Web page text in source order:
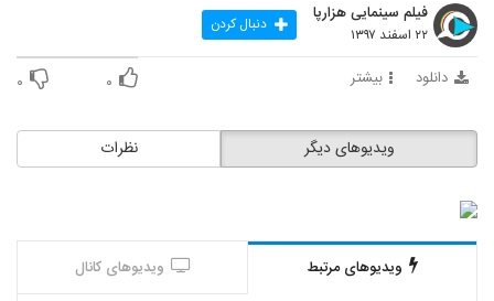
فیلم سینمایی هزارپا
۲۲ اسفند ۱۳۹۷ دنبال کردن
دانلود بیشتر ۰ ۰
نظرات ویدیوهای دیگر
ویدیوهای مرتبط ویدیوهای کانال